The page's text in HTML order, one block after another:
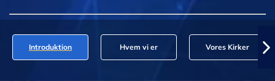
Introduktion Hvem vi er Vores Kirker